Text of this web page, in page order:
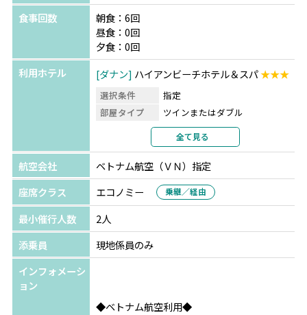
食事回数
朝食：6回
昼食：0回
夕食：0回
利用ホテル
ダナン ハイアンビーチホテル＆スパ★★★
選択条件
指定
部屋タイプ
ツインまたはダブル
2名1室利用
部屋カテゴリ
シティービュー
全て見る
航空会社
ベトナム航空（ＶＮ）指定
座席クラス
エコノミー 乗継／経由
最小催行人数
2人
添乗員
現地係員のみ
インフォメーシ
ョン
◆ベトナム航空利用◆